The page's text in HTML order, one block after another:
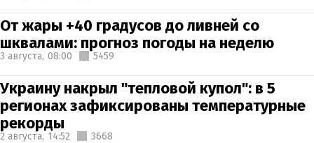
От жары +40 градусов до ливней со
шквалами: прогноз погоды на неделю
3 августа, 08:00 5459
Украину накрыл "тепловой купол": в 5
регионах зафиксированы температурные
рекорды
2 августа, 14:52 3668